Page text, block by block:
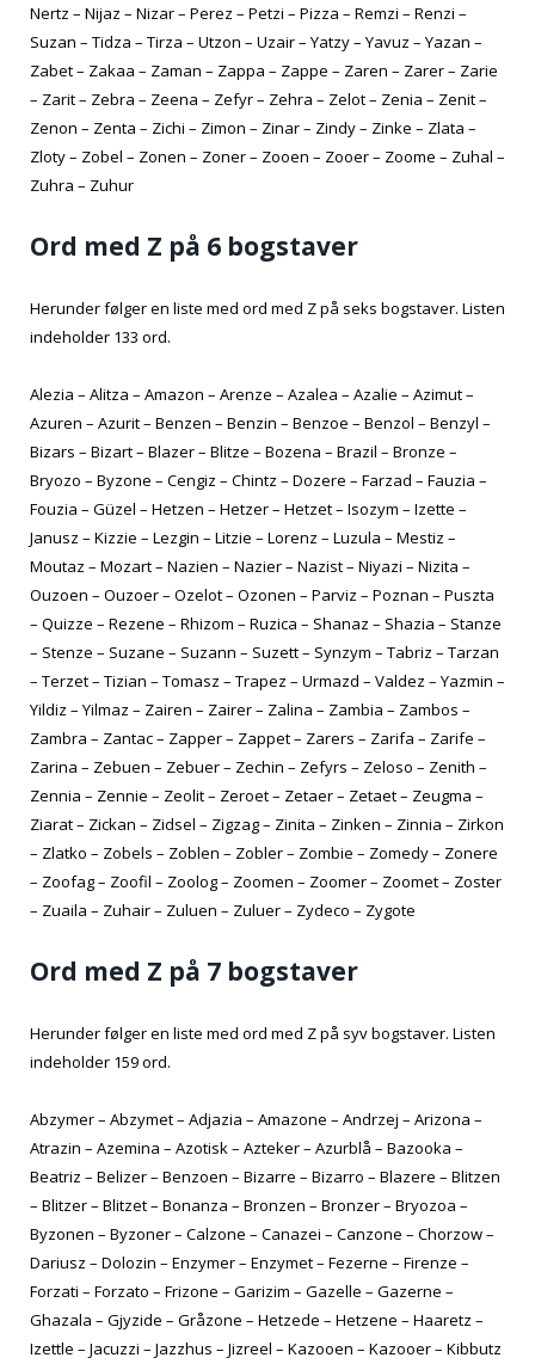
Nertz – Nijaz – Nizar – Perez – Petzi – Pizza – Remzi – Renzi –
Suzan – Tidza – Tirza – Utzon – Uzair – Yatzy – Yavuz – Yazan –
Zabet – Zakaa – Zaman – Zappa – Zappe – Zaren – Zarer – Zarie
– Zarit – Zebra – Zeena – Zefyr – Zehra – Zelot – Zenia – Zenit –
Zenon – Zenta – Zichi – Zimon – Zinar – Zindy – Zinke – Zlata –
Zloty – Zobel – Zonen – Zoner – Zooen – Zooer – Zoome – Zuhal –
Zuhra – Zuhur
Ord med Z på 6 bogstaver
Herunder følger en liste med ord med Z på seks bogstaver. Listen
indeholder 133 ord.
Alezia – Alitza – Amazon – Arenze – Azalea – Azalie – Azimut –
Azuren – Azurit – Benzen – Benzin – Benzoe – Benzol – Benzyl –
Bizars – Bizart – Blazer – Blitze – Bozena – Brazil – Bronze –
Bryozo – Byzone – Cengiz – Chintz – Dozere – Farzad – Fauzia –
Fouzia – Güzel – Hetzen – Hetzer – Hetzet – Isozym – Izette –
Janusz – Kizzie – Lezgin – Litzie – Lorenz – Luzula – Mestiz –
Moutaz – Mozart – Nazien – Nazier – Nazist – Niyazi – Nizita –
Ouzoen – Ouzoer – Ozelot – Ozonen – Parviz – Poznan – Puszta
– Quizze – Rezene – Rhizom – Ruzica – Shanaz – Shazia – Stanze
– Stenze – Suzane – Suzann – Suzett – Synzym – Tabriz – Tarzan
– Terzet – Tizian – Tomasz – Trapez – Urmazd – Valdez – Yazmin –
Yildiz – Yilmaz – Zairen – Zairer – Zalina – Zambia – Zambos –
Zambra – Zantac – Zapper – Zappet – Zarers – Zarifa – Zarife –
Zarina – Zebuen – Zebuer – Zechin – Zefyrs – Zeloso – Zenith –
Zennia – Zennie – Zeolit – Zeroet – Zetaer – Zetaet – Zeugma –
Ziarat – Zickan – Zidsel – Zigzag – Zinita – Zinken – Zinnia – Zirkon
– Zlatko – Zobels – Zoblen – Zobler – Zombie – Zomedy – Zonere
– Zoofag – Zoofil – Zoolog – Zoomen – Zoomer – Zoomet – Zoster
– Zuaila – Zuhair – Zuluen – Zuluer – Zydeco – Zygote
Ord med Z på 7 bogstaver
Herunder følger en liste med ord med Z på syv bogstaver. Listen
indeholder 159 ord.
Abzymer – Abzymet – Adjazia – Amazone – Andrzej – Arizona –
Atrazin – Azemina – Azotisk – Azteker – Azurblå – Bazooka –
Beatriz – Belizer – Benzoen – Bizarre – Bizarro – Blazere – Blitzen
– Blitzer – Blitzet – Bonanza – Bronzen – Bronzer – Bryozoa –
Byzonen – Byzoner – Calzone – Canazei – Canzone – Chorzow –
Dariusz – Dolozin – Enzymer – Enzymet – Fezerne – Firenze –
Forzati – Forzato – Frizone – Garizim – Gazelle – Gazerne –
Ghazala – Gjyzide – Gråzone – Hetzede – Hetzene – Haaretz –
Izettle – Jacuzzi – Jazzhus – Jizreel – Kazooen – Kazooer – Kibbutz